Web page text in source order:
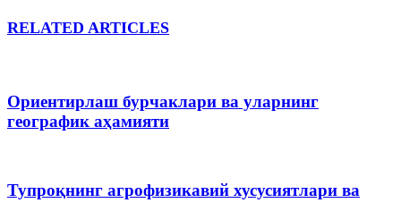
RELATED ARTICLES
Ориентирлаш бурчаклари ва уларнинг
географик аҳамияти
Тупроқнинг агрофизикавий хусусиятлари ва